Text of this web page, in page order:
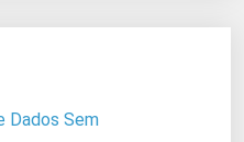
Dados Sem